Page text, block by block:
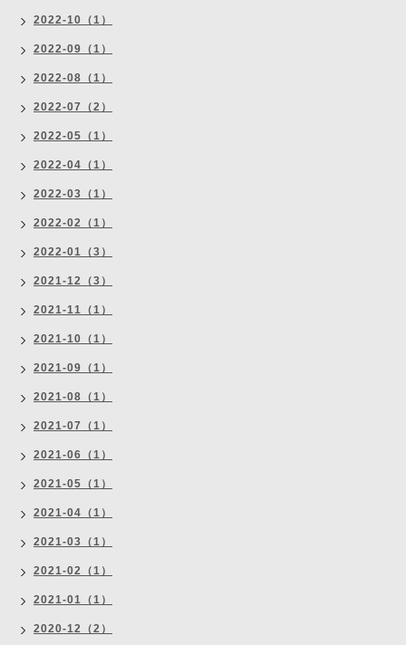
2022-10（1）
2022-09（1）
2022-08（1）
2022-07（2）
2022-05（1）
2022-04（1）
2022-03（1）
2022-02（1）
2022-01（3）
2021-12（3）
2021-11（1）
2021-10（1）
2021-09（1）
2021-08（1）
2021-07（1）
2021-06（1）
2021-05（1）
2021-04（1）
2021-03（1）
2021-02（1）
2021-01（1）
2020-12（2）